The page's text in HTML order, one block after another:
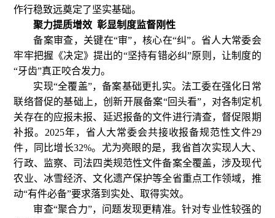
作行稳致远奠定了坚实基础。
聚力提质增效 彰显制度监督刚性
备案审查，关键在“审”，核心在“纠”。省人大常委会
牢牢把握《决定》提出的“坚持有错必纠”原则，让制度的
“牙齿”真正咬合发力。
实现“全覆盖”，备案基础更扎实。法工委在强化日常
联络督促的基础上，创新开展备案“回头看”，对各制定机
关存在的应报未报、延迟报备的文件进行清查，督促限期
补报。2025年，省人大常委会共接收报备规范性文件29
件，同比增长32%。尤为亮眼的是，我省首次实现人大、
行政、监察、司法四类规范性文件备案全覆盖，涉及现代
农业、冰雪经济、文化遗产保护等全省重点工作领域，推
动“有件必备”要求落到实处、取得实效。
审查“聚合力”，问题发现更精准。针对专业性较强的